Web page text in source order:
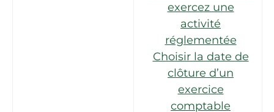
exercez une
activité
réglementée
Choisir la date de
clôture d’un
exercice
comptable